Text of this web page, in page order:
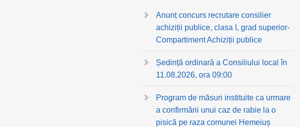
Anunț concurs recrutare consilier
achiziții publice, clasa I, grad superior-
Compartiment Achiziții publice
Ședință ordinară a Consiliului local în
11.08.2026, ora 09:00
Program de măsuri instituite ca urmare
a confirmării unui caz de rabie la o
pisică pe raza comunei Hemeiuș